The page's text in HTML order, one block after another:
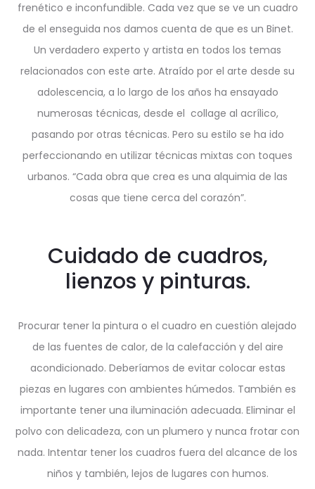
frenético e inconfundible. Cada vez que se ve un cuadro
de el enseguida nos damos cuenta de que es un Binet.
Un verdadero experto y artista en todos los temas
relacionados con este arte. Atraído por el arte desde su
adolescencia, a lo largo de los años ha ensayado
numerosas técnicas, desde el collage al acrílico,
pasando por otras técnicas. Pero su estilo se ha ido
perfeccionando en utilizar técnicas mixtas con toques
urbanos. “Cada obra que crea es una alquimia de las
cosas que tiene cerca del corazón”.
Cuidado de cuadros,
lienzos y pinturas.
Procurar tener la pintura o el cuadro en cuestión alejado
de las fuentes de calor, de la calefacción y del aire
acondicionado. Deberíamos de evitar colocar estas
piezas en lugares con ambientes húmedos. También es
importante tener una iluminación adecuada. Eliminar el
polvo con delicadeza, con un plumero y nunca frotar con
nada. Intentar tener los cuadros fuera del alcance de los
niños y también, lejos de lugares con humos.